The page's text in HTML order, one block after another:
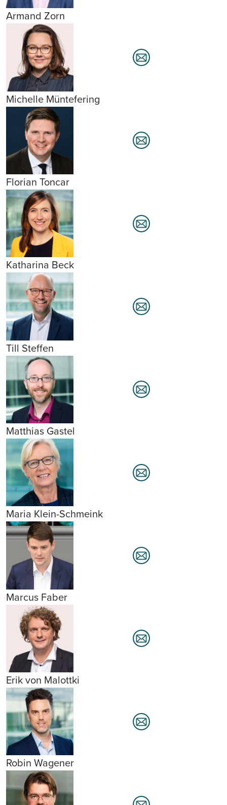
Armand Zorn
Michelle Müntefering
Florian Toncar
Katharina Beck
Till Steffen
Matthias Gastel
Maria Klein-Schmeink
Marcus Faber
Erik von Malottki
Robin Wagener